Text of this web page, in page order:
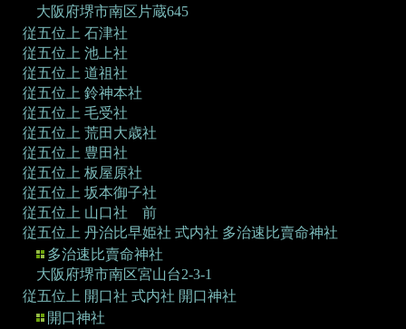
大阪府堺市南区片蔵645
従五位上 石津社
従五位上 池上社
従五位上 道祖社
従五位上 鈴神本社
従五位上 毛受社
従五位上 荒田大歳社
従五位上 豊田社
従五位上 板屋原社
従五位上 坂本御子社
従五位上 山口社 前
従五位上 丹治比早姫社 式内社 多治速比賣命神社
多治速比賣命神社
大阪府堺市南区宮山台2-3-1
従五位上 開口社 式内社 開口神社
開口神社